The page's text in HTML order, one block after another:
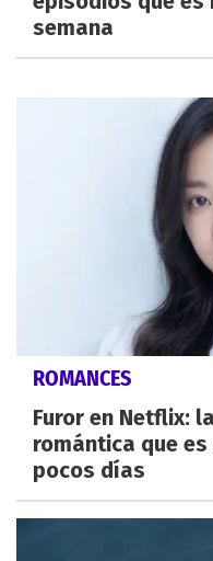
semana
ROMANCES
Furor en Netflix:
romántica que
pocos días